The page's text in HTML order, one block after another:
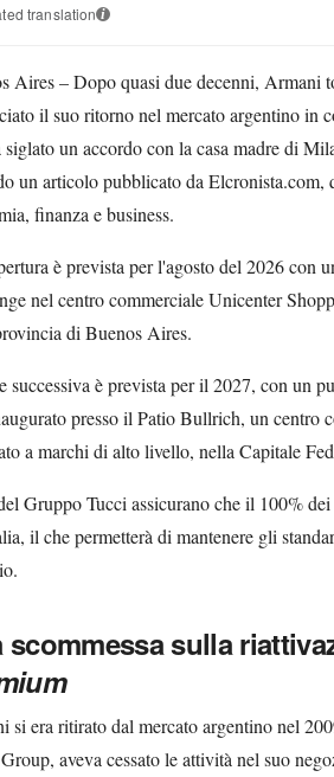
translation i
Aires – Dopo quasi due decenni, Armani
il suo ritorno nel mercato argentino in
siglato un accordo con la casa madre di
un articolo pubblicato da
finanza e business.
è prevista per l'agosto del 2026 con
nel centro commerciale Unicenter
di Buenos Aires.
successiva è prevista per il 2027, con un
presso il Patio Bullrich, un centro
a marchi di alto livello, nella Capitale
Gruppo Tucci assicurano che il 100%
il che permetterà di mantenere gli
scommessa sulla
si era ritirato dal mercato argentino nel
aveva cessato le attività nel suo